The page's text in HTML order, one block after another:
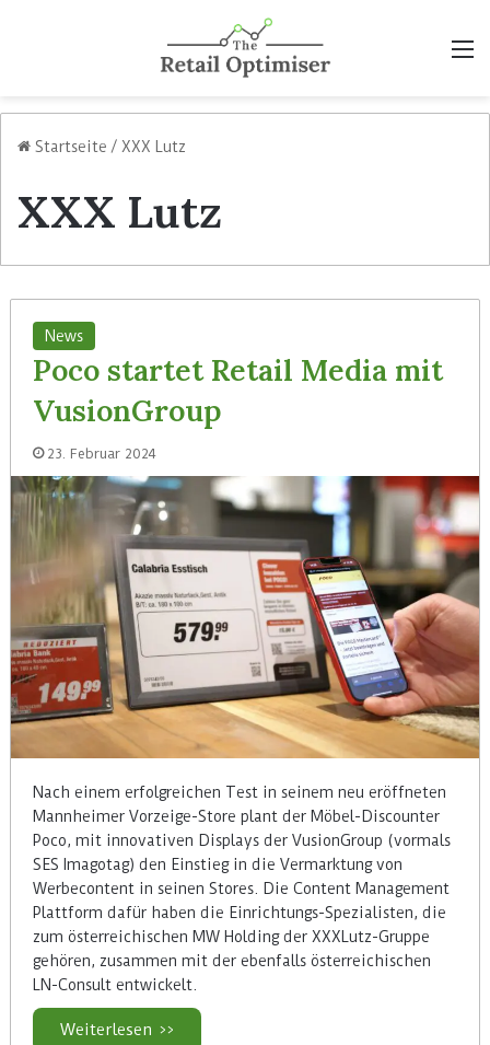
Startseite / XXX Lutz
XXX Lutz
News
Poco startet Retail Media mit
VusionGroup
23. Februar 2024
Nach einem erfolgreichen Test in seinem neu eröffneten
Mannheimer Vorzeige-Store plant der Möbel-Discounter
Poco, mit innovativen Displays der VusionGroup (vormals
SES Imagotag) den Einstieg in die Vermarktung von
Werbecontent in seinen Stores. Die Content Management
Plattform dafür haben die Einrichtungs-Spezialisten, die
zum österreichischen MW Holding der XXXLutz-Gruppe
gehören, zusammen mit der ebenfalls österreichischen
LN-Consult entwickelt.
Weiterlesen >>